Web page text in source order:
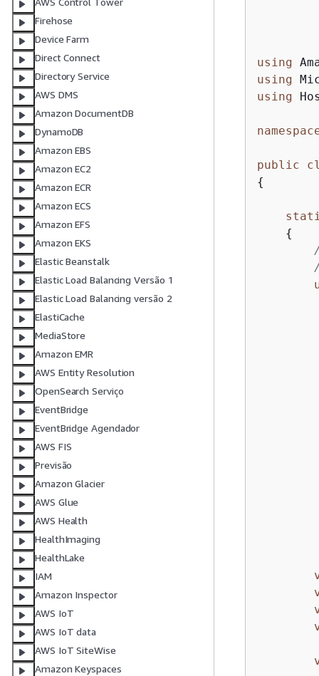
Firehose
Device Farm
Direct Connect
Directory Service
AWS DMS
Amazon DocumentDB
DynamoDB
Amazon EBS
Amazon EC2
Amazon ECR
Amazon ECS
Amazon EFS
Amazon EKS
Elastic Beanstalk
Elastic Load Balancing Versão 1
Elastic Load Balancing versão 2
ElastiCache
MediaStore
Amazon EMR
AWS Entity Resolution
OpenSearch Serviço
EventBridge
EventBridge Agendador
AWS FIS
Previsão
Amazon Glacier
AWS Glue
AWS Health
HealthImaging
HealthLake
IAM
Amazon Inspector
AWS IoT
AWS IoT data
AWS IoT SiteWise
Amazon Keyspaces
using
using
using
public
{
{